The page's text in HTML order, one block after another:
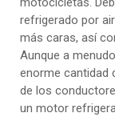
refrigerado por
más caras, así
Aunque a
enorme cantidad
de los
un motor